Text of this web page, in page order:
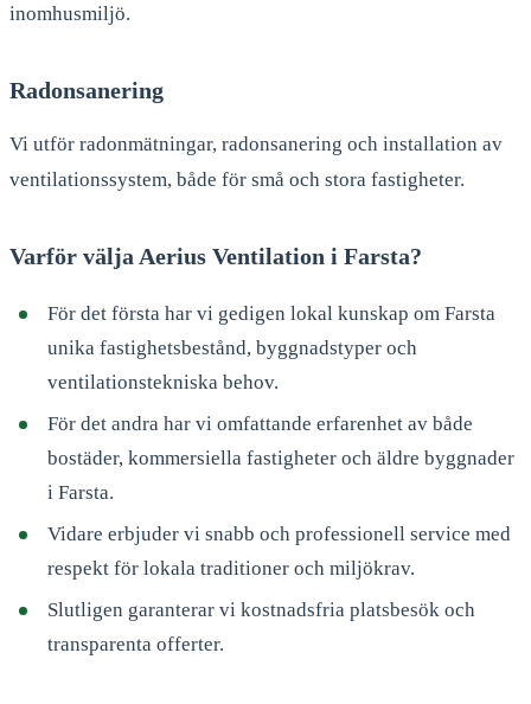
inomhusmiljö.
Radonsanering
Vi utför radonmätningar, radonsanering och installation av
ventilationssystem, både för små och stora fastigheter.
Varför välja Aerius Ventilation i Farsta?
För det första har vi gedigen lokal kunskap om Farsta
unika fastighetsbestånd, byggnadstyper och
ventilationstekniska behov.
För det andra har vi omfattande erfarenhet av både
bostäder, kommersiella fastigheter och äldre byggnader
i Farsta.
Vidare erbjuder vi snabb och professionell service med
respekt för lokala traditioner och miljökrav.
Slutligen garanterar vi kostnadsfria platsbesök och
transparenta offerter.